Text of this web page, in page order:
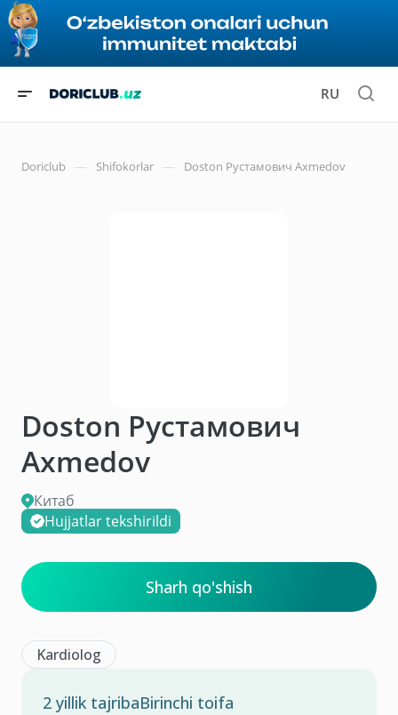
RU
Doriclub — Shifokorlar — Doston Рустамович Axmedov
Doston Рустамович
Axmedov
Китаб
Hujjatlar tekshirildi
Sharh qo'shish
Kardiolog
2 yillik tajribaBirinchi toifa